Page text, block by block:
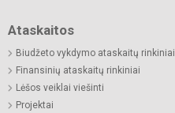
Ataskaitos
Biudžeto vykdymo ataskaitų rinkiniai
Finansinių ataskaitų rinkiniai
Lėšos veiklai viešinti
Projektai